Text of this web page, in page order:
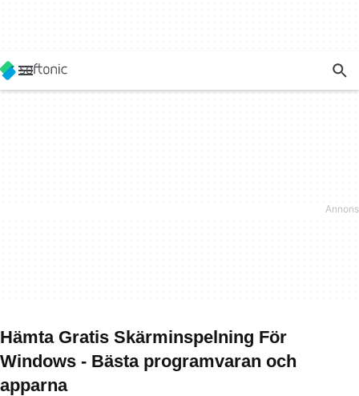
Hämta Gratis Skärminspelning För
Windows - Bästa programvaran och
apparna